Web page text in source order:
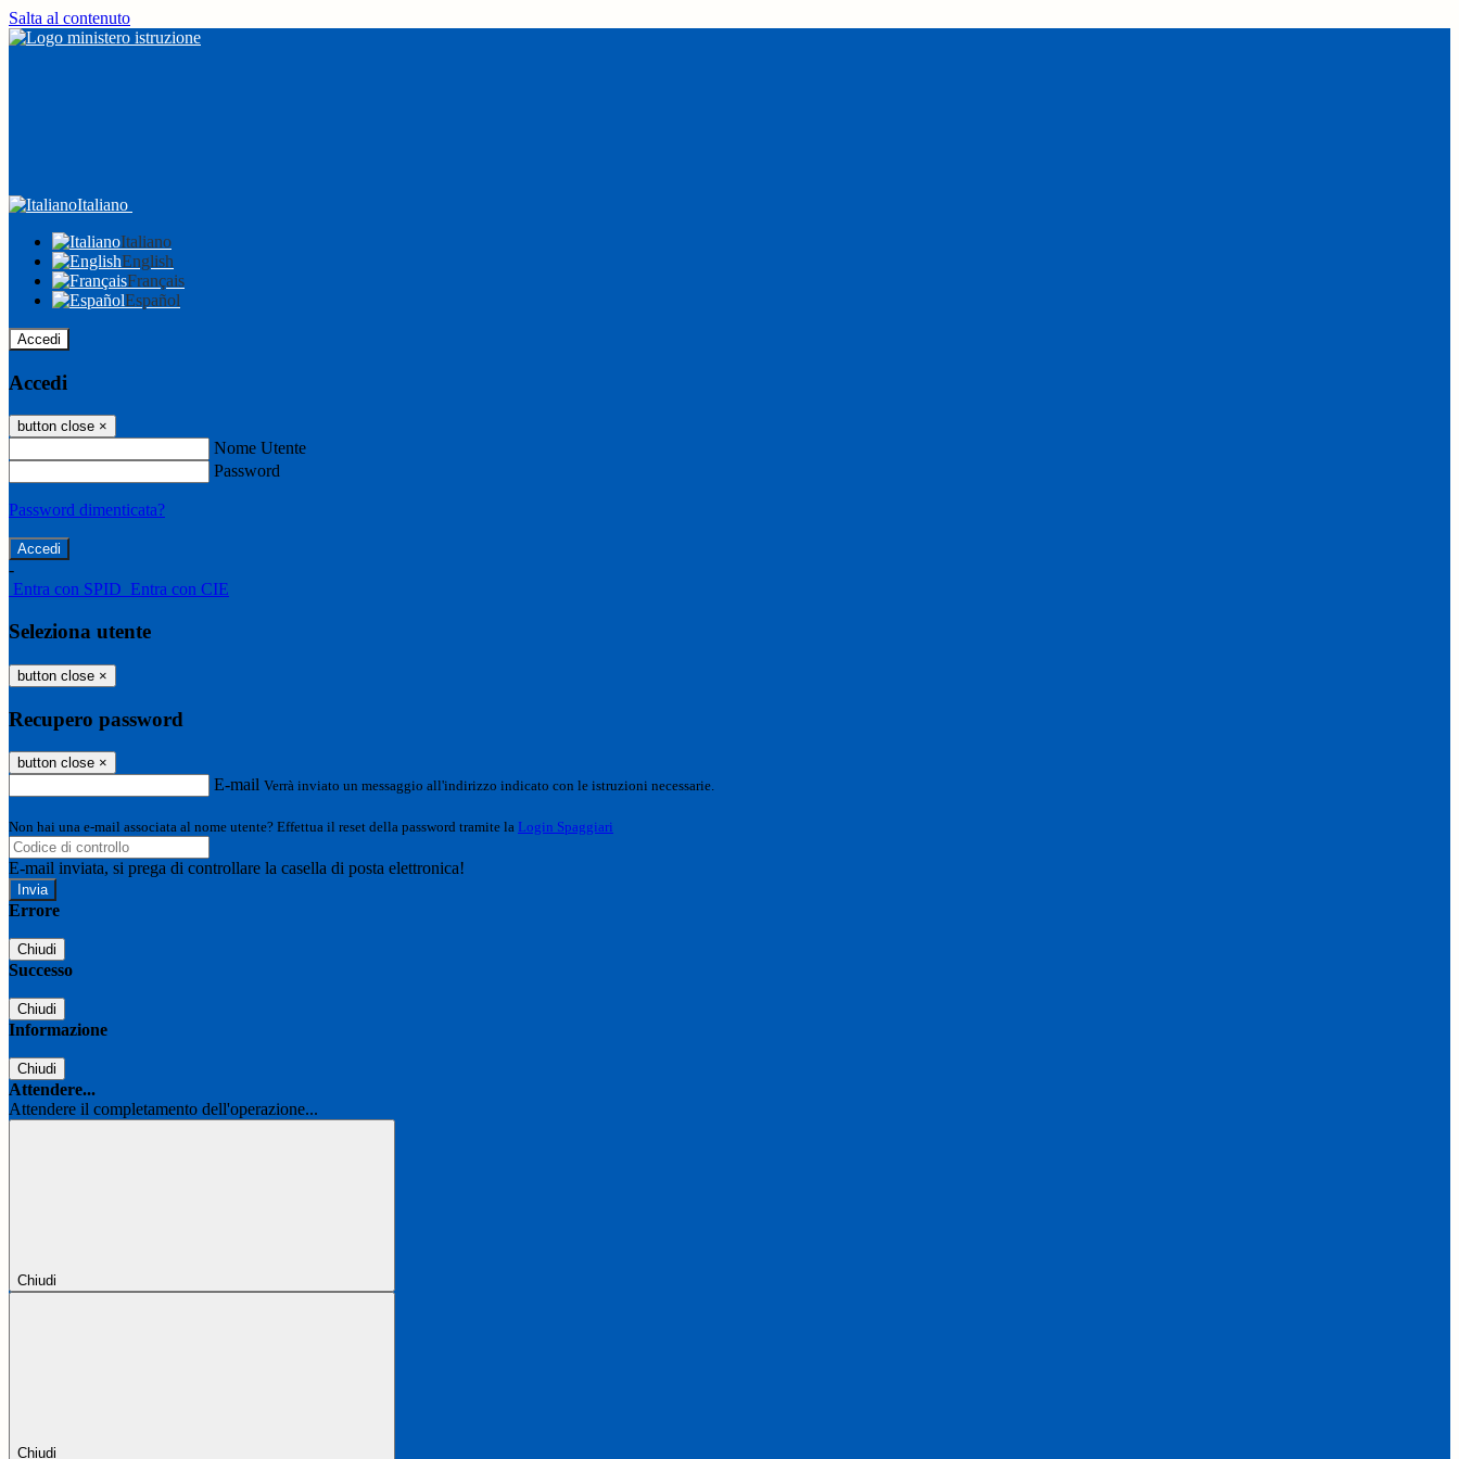
Salta al contenuto
Italiano
Italiano
English
Français
Español
Accedi
Accedi
button close ×
Nome Utente
Password
Password dimenticata?
-
Entra con SPID Entra con CIE
Seleziona utente
button close ×
Recupero password
button close ×
E-mail Verrà inviato un messaggio all'indirizzo indicato con le istruzioni necessarie.
Non hai una e-mail associata al nome utente? Effettua il reset della password tramite la Login Spaggiari
E-mail inviata, si prega di controllare la casella di posta elettronica!
Errore
Chiudi
Successo
Chiudi
Informazione
Chiudi
Attendere...
Attendere il completamento dell'operazione...
Chiudi
Chiudi